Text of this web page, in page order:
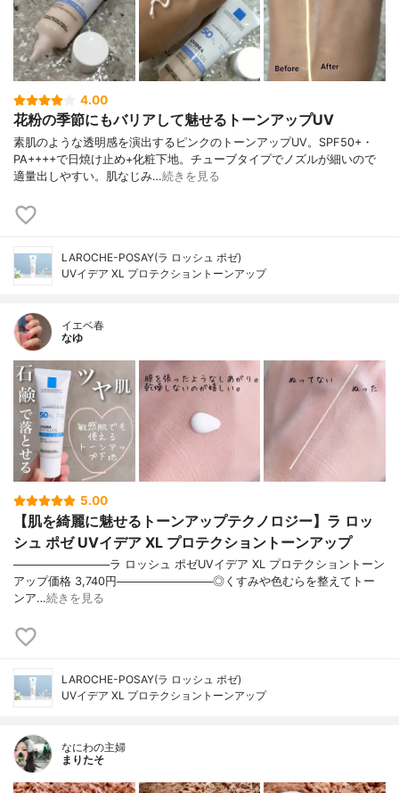
4.00
花粉の季節にもバリアして魅せるトーンアップUV
素肌のような透明感を演出するピンクのトーンアップUV。SPF50+・
PA++++で日焼け止め+化粧下地。チューブタイプでノズルが細いので
適量出しやすい。肌なじみ…続きを見る
LAROCHE-POSAY(ラ ロッシュ ポゼ)
UVイデア XL プロテクショントーンアップ
イエベ春
なゆ
5.00
【肌を綺麗に魅せるトーンアップテクノロジー】ラ ロッ
シュ ポゼ UVイデア XL プロテクショントーンアップ
────────────ラ ロッシュ ポゼUVイデア XL プロテクショントーン
アップ価格 3,740円────────────◎くすみや色むらを整えてトー
ンア…続きを見る
LAROCHE-POSAY(ラ ロッシュ ポゼ)
UVイデア XL プロテクショントーンアップ
なにわの主婦
まりたそ